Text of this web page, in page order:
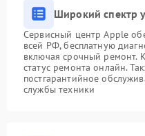
Широкий спектр
Сервисный центр Apple
всей РФ, бесплатную
включая срочный ремонт.
статус ремонта онлайн.
постгарантийное
службы техники